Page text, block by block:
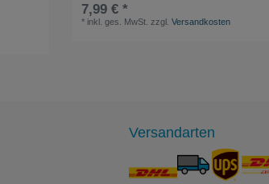
7,99 € *
* inkl. ges. MwSt. zzgl.Versandkosten
Versandarten